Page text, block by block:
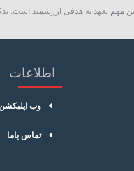
مهم تعهد به هدفی ارزشمند است.
اطلاعات
وب
تماس باما